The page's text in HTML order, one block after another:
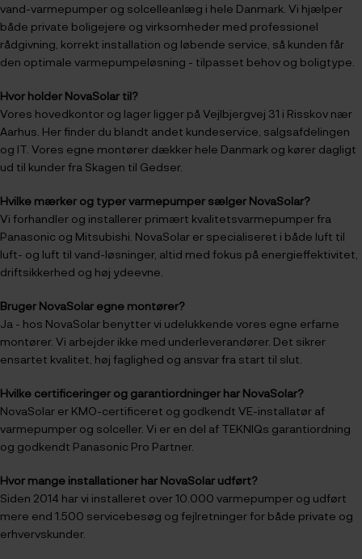
vand-varmepumper og solcelleanlæg i hele Danmark. Vi hjælper
både private boligejere og virksomheder med professionel
rådgivning, korrekt installation og løbende service, så kunden får
den optimale varmepumpeløsning - tilpasset behov og boligtype.
Hvor holder NovaSolar til?
Vores hovedkontor og lager ligger på Vejlbjergvej 31 i Risskov nær
Aarhus. Her finder du blandt andet kundeservice, salgsafdelingen
og IT. Vores egne montører dækker hele Danmark og kører dagligt
ud til kunder fra Skagen til Gedser.
Hvilke mærker og typer varmepumper sælger NovaSolar?
Vi forhandler og installerer primært kvalitetsvarmepumper fra
Panasonic og Mitsubishi. NovaSolar er specialiseret i både luft til
luft- og luft til vand-løsninger, altid med fokus på energieffektivitet,
driftsikkerhed og høj ydeevne.
Bruger NovaSolar egne montører?
Ja - hos NovaSolar benytter vi udelukkende vores egne erfarne
montører. Vi arbejder ikke med underleverandører. Det sikrer
ensartet kvalitet, høj faglighed og ansvar fra start til slut.
Hvilke certificeringer og garantiordninger har NovaSolar?
NovaSolar er KMO-certificeret og godkendt VE-installatør af
varmepumper og solceller. Vi er en del af TEKNIQs garantiordning
og godkendt Panasonic Pro Partner.
Hvor mange installationer har NovaSolar udført?
Siden 2014 har vi installeret over 10.000 varmepumper og udført
mere end 1.500 servicebesøg og fejlretninger for både private og
erhvervskunder.